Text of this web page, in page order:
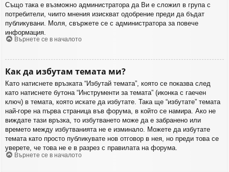
Също така е възможно администратора да Ви е сложил в група с
потребители, чиито мнения изискват одобрение преди да бъдат
публикувани. Моля, свържете се с администратора за повече
информация.
Върнете се в началото
Как да избутам темата ми?
Като натиснете връзката “Избутай темата”, която се показва след
като натиснете бутона “Инструменти за темата” (иконка с гаечен
ключ) в темата, която искате да избутате. Така ще “избутате” темата
най-горе на първа страница във форума, в който се намира. Ако не
виждате тази връзка, то избутването може да е забранено или
времето между избутванията не е изминало. Можете да избутате
темата като просто публикувате нов отговор в нея, но преди това се
уверете, че това не е в разрез с правилата на форума.
Върнете се в началото